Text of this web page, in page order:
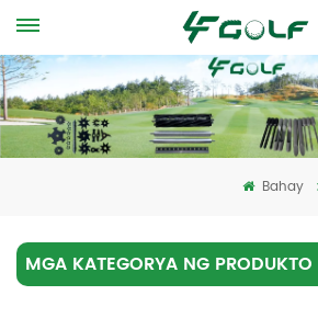
Bahay
MGA KATEGORYA NG PRODUKTO